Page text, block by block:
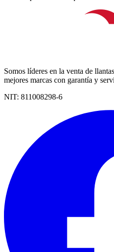
Somos líderes en la venta de
mejores marcas con garantía y
NIT: 811008298-6